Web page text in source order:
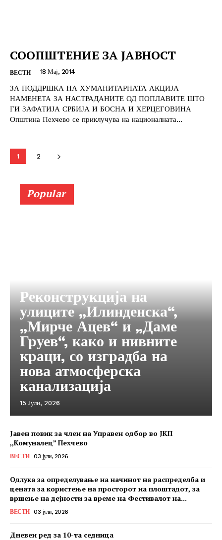
СООПШТЕНИЕ ЗА ЈАВНОСТ
ВЕСТИ 18 Мај, 2014
ЗА ПОДДРШКА НА ХУМАНИТАРНАТА АКЦИЈА
НАМЕНЕТА ЗА НАСТРАДАНИТЕ ОД ПОПЛАВИТЕ ШТО
ГИ ЗАФАТИЈА СРБИЈА И БОСНА И ХЕРЦЕГОВИНА
Општина Пехчево се приклучува на националната...
1 2
Popular
Реконструкција на
улиците „Илинденска“,
„Мирче Ацев“ и „Даме
Груев“, како и нивните
краци, со изградба на
нова атмосферска
канализација
15 Јули, 2026
Јавен повик за член на Управен одбор во ЈКП
,,Комуналец” Пехчево
ВЕСТИ 03 јули, 2026
Одлука за определување на начинот на распределба и
цената за користење на просторот на плоштадот, за
вршење на дејности за време на Фестивалот на...
ВЕСТИ 03 јули, 2026
Дневен ред за 10-та седница